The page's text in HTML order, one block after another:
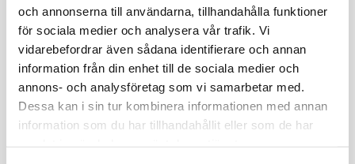
och annonserna till användarna, tillhandahålla funktioner
för sociala medier och analysera vår trafik. Vi
vidarebefordrar även sådana identifierare och annan
information från din enhet till de sociala medier och
annons- och analysföretag som vi samarbetar med.
Dessa kan i sin tur kombinera informationen med annan
information som du har tillhandahållit eller som de har